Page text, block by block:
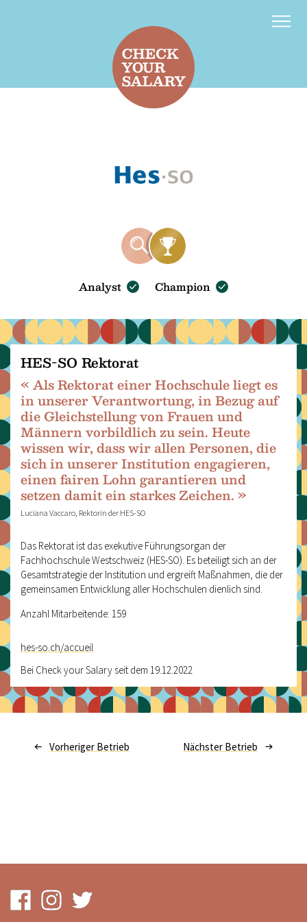
d f
Analyst Champion
HES-SO Rektorat
« Als Rektorat einer Hochschule liegt es
in unserer Verantwortung, in Bezug auf
die Gleichstellung von Frauen und
Männern vorbildlich zu sein. Heute
wissen wir, dass wir allen Personen, die
sich in unserer Institution engagieren,
einen fairen Lohn garantieren und
setzen damit ein starkes Zeichen. »
Luciana Vaccaro, Rektorin der HES-SO
Das Rektorat ist das exekutive Führungsorgan der
Fachhochschule Westschweiz (HES-SO). Es beteiligt sich an der
Gesamtstrategie der Institution und ergreift Maßnahmen, die der
gemeinsamen Entwicklung aller Hochschulen dienlich sind.
Anzahl Mitarbeitende: 159
hes-so.ch/accueil
Bei Check your Salary seit dem 19.12.2022
Vorheriger Betrieb Nächster Betrieb